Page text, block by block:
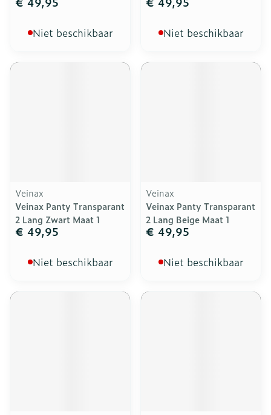
Niet beschikbaar Niet beschikbaar
Veinax
Veinax Panty Transparant
2 Lang Zwart Maat 1
€ 49,95
Niet beschikbaar
Veinax
Veinax Panty Transparant
2 Lang Beige Maat 1
€ 49,95
Niet beschikbaar